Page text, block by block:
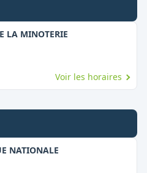
LA MINOTERIE
Voir les horaires
NATIONALE